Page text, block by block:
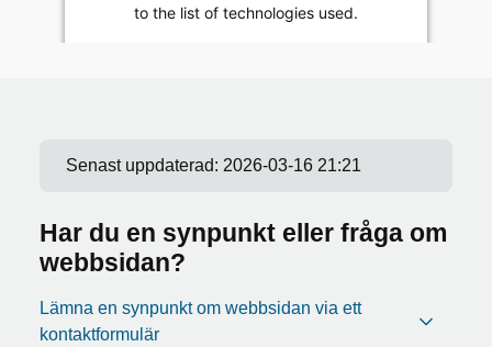
to the list of technologies used.
Senast uppdaterad: 2026-03-16 21:21
Har du en synpunkt eller fråga om
webbsidan?
Lämna en synpunkt om webbsidan via ett
kontaktformulär